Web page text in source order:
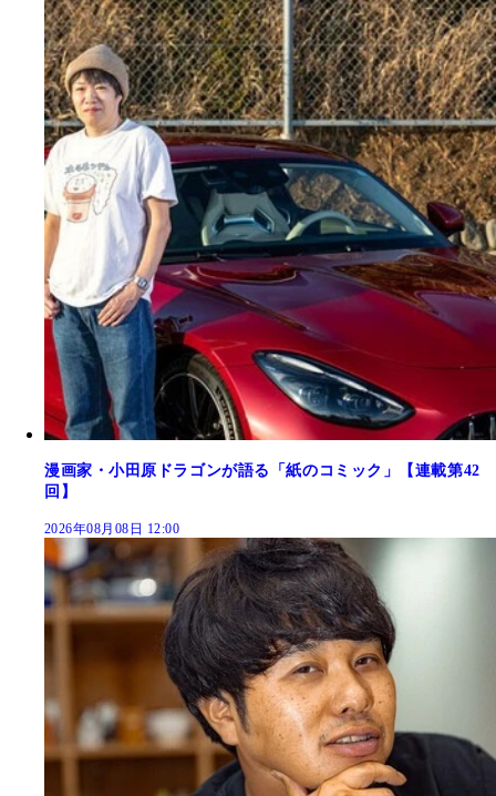
漫画家・小田原ドラゴンが語る「紙のコミック」【連載第42
回】
2026年08月08日 12:00